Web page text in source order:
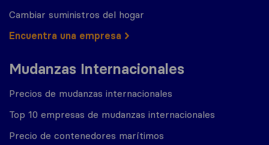
Cambiar suministros del hogar
Encuentra una empresa
Mudanzas Internacionales
Precios de mudanzas internacionales
Top 10 empresas de mudanzas internacionales
Precio de contenedores marítimos